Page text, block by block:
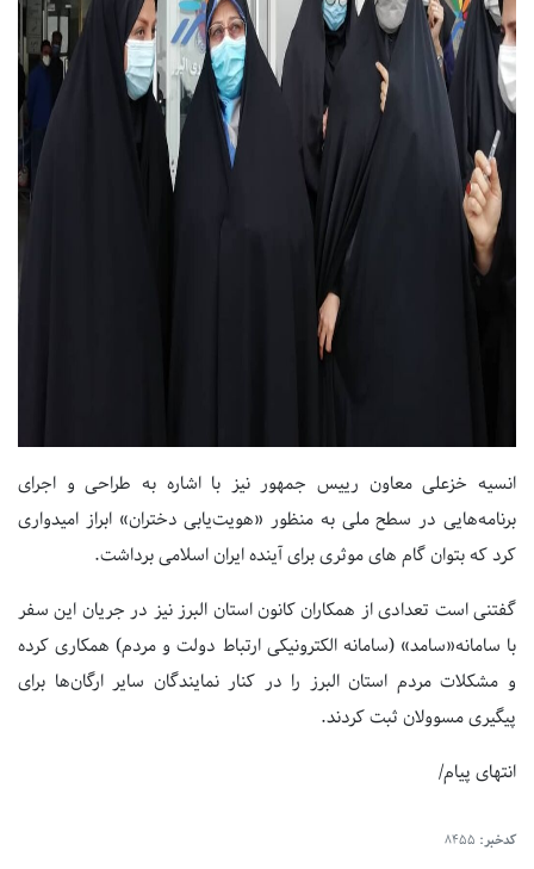
انسیه خزعلی معاون رییس جمهور نیز با اشاره به طراحی و اجرای
برنامه‌هایی در سطح ملی به منظور «هویت‌یابی دختران» ابراز امیدواری
کرد که بتوان گام های موثری برای آینده ایران اسلامی برداشت.
گفتنی است تعدادی از همکاران کانون استان البرز نیز در جریان این سفر
با سامانه«سامد» (سامانه الکترونیکی ارتباط دولت و مردم) همکاری کرده
و مشکلات مردم استان البرز را در کنار نمایندگان سایر ارگان‌ها برای
پیگیری مسوولان ثبت کردند.
انتهای پیام/
کدخبر: 8455